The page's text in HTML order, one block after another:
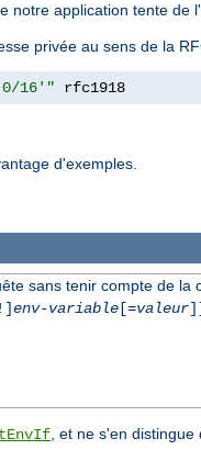
notre application tente de
privée au sens de la
16'" rfc1918
d'exemples.
sans tenir compte de la
env-variable[=valeur
, et ne s'en